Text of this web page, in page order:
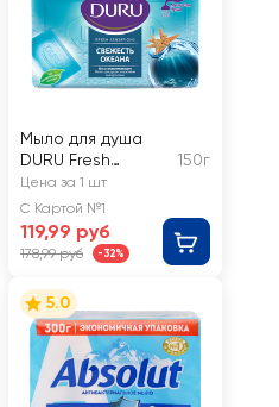
Мыло для душа
DURU Fresh
Sensations Ocean
Breeze
150г
Цена за 1 шт
С Картой №1
119,99 руб
178,99 руб -32%
5.0